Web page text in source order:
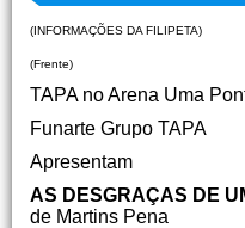
(INFORMAÇÕES DA FILIPETA)
(Frente)
TAPA no Arena Uma
Funarte Grupo TAPA
Apresentam
AS DESGRAÇAS DE
de Martins Pena